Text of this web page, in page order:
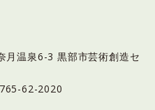
温泉6-3 黒部市芸術創造セ
62-2020